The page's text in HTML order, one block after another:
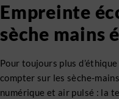
Empreinte
sèche mains
Pour toujours plus
compter sur les sèche-
numérique et air pulsé : la